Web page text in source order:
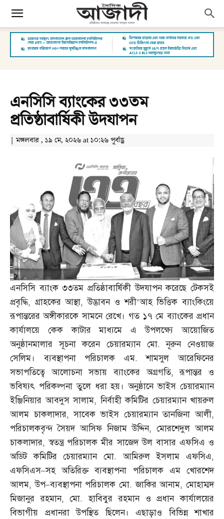
এনসিসি ব্যাংকের ৩৩তম
প্রতিষ্ঠাবার্ষিকী উদযাপন
| মঙ্গলবার , ১৯ মে, ২০২৬ at ১০:২৬ পূর্বাহ্ণ
এনসিসি ব্যাংক ৩৩তম প্রতিষ্ঠাবার্ষিকী উদযাপন করেছে টেকসই
প্রবৃদ্ধি, গ্রাহকের আস্থা,উদ্ভাবন ও শরী’আহ ভিত্তিক ব্যাংকিংয়ে
রূপান্তরের অঙ্গীকারকে সামনে রেখে। গত ১৭ মে ব্যাংকের প্রধান
কার্যালয়ে কেক কাটার মাধ্যমে এ উপলক্ষ্যে আয়োজিত
অনুষ্ঠানমালার সূচনা করেন চেয়ারম্যান মো.নূরুন নেওয়াজ
সেলিম। ব্যবস্থাপনা পরিচালক এম.শামসুল আরেফিনের
সভাপতিত্বে আলোচনা সভায় ব্যাংকের অগ্রগতি,রূপান্তর ও
ভবিষ্যৎ পরিকল্পনা তুলে ধরা হয়। অনুষ্ঠানে ভাইস চেয়ারম্যান
ইঞ্জিনিয়ার আবদুস সালাম,নির্বাহী কমিটির চেয়ারম্যান খায়রুল
আলম চাকলাদার,সাবেক ভাইস চেয়ারম্যান তানজিনা আলী,
পরিচালকবৃন্দ সৈয়দ আসিফ নিজাম উদ্দিন, মোরশেদুল আলম
চাকলাদার,স্বতন্ত্র পরিচালক মীর সাজেদ উল বাসার এফসিএ ও
অডিট কমিটির চেয়ারম্যান মো.আমিরুল ইসলাম এফসিএ,
এফসিএস–সহ অতিরিক্ত ব্যবস্থাপনা পরিচালক এম খোরশেদ
আলম,উপ–ব্যবস্থাপনা পরিচালক মো.জাকির আনাম,মোহাম্মদ
মিজানুর রহমান,মো.হাবিবুর রহমান ও প্রধান কার্যালয়ের
বিভাগীয় প্রধানরা উপস্থিত ছিলেন। এছাড়াও বিভিন্ন শাখার